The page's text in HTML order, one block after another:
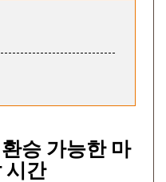
승 가능한 마
시간